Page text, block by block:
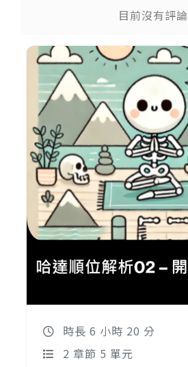
目前沒有評論
時長 6 小時 20 分
2 章節 5 單元